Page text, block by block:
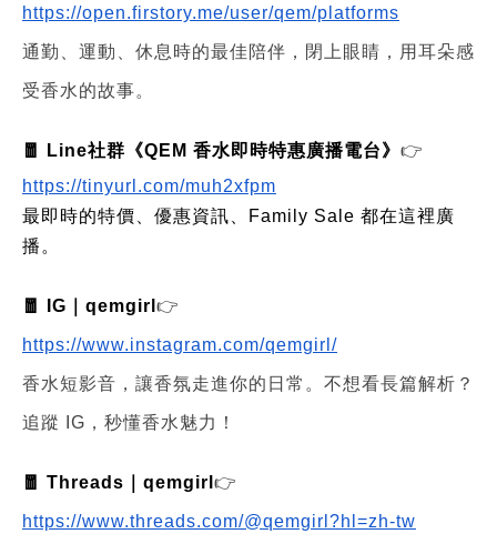
https://open.firstory.me/user/qem/platforms
通勤、運動、休息時的最佳陪伴，閉上眼睛，用耳朵感
受香水的故事。
🧧 Line社群《QEM 香水即時特惠廣播電台》 👉
https://tinyurl.com/muh2xfpm
最即時的特價、優惠資訊、Family Sale 都在這裡廣
播。
🧧 IG｜qemgirl 👉
https://www.instagram.com/qemgirl/
香水短影音，讓香氛走進你的日常。不想看長篇解析？
追蹤 IG，秒懂香水魅力！
🧧 Threads｜qemgirl 👉
https://www.threads.com/@qemgirl?hl=zh-tw